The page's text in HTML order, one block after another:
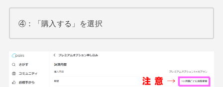
④：「購入する」を選択